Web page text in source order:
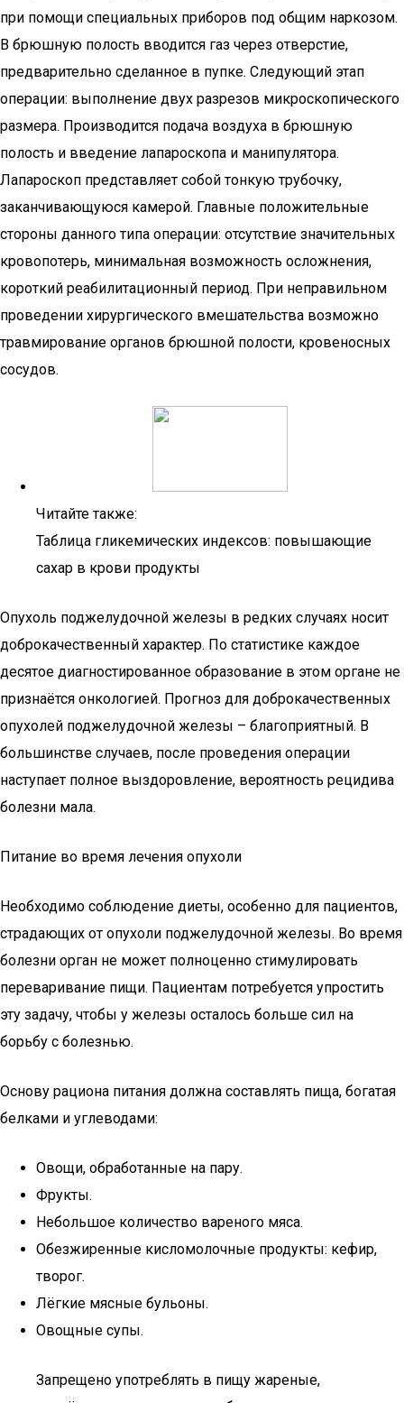
при помощи специальных приборов под общим наркозом.
В брюшную полость вводится газ через отверстие,
предварительно сделанное в пупке. Следующий этап
операции: выполнение двух разрезов микроскопического
размера. Производится подача воздуха в брюшную
полость и введение лапароскопа и манипулятора.
Лапароскоп представляет собой тонкую трубочку,
заканчивающуюся камерой. Главные положительные
стороны данного типа операции: отсутствие значительных
кровопотерь, минимальная возможность осложнения,
короткий реабилитационный период. При неправильном
проведении хирургического вмешательства возможно
травмирование органов брюшной полости, кровеносных
сосудов.
Читайте также:
Таблица гликемических индексов: повышающие
сахар в крови продукты
Опухоль поджелудочной железы в редких случаях носит
доброкачественный характер. По статистике каждое
десятое диагностированное образование в этом органе не
признаётся онкологией. Прогноз для доброкачественных
опухолей поджелудочной железы – благоприятный. В
большинстве случаев, после проведения операции
наступает полное выздоровление, вероятность рецидива
болезни мала.
Питание во время лечения опухоли
Необходимо соблюдение диеты, особенно для пациентов,
страдающих от опухоли поджелудочной железы. Во время
болезни орган не может полноценно стимулировать
переваривание пищи. Пациентам потребуется упростить
эту задачу, чтобы у железы осталось больше сил на
борьбу с болезнью.
Основу рациона питания должна составлять пища, богатая
белками и углеводами:
Овощи, обработанные на пару.
Фрукты.
Небольшое количество вареного мяса.
Обезжиренные кисломолочные продукты: кефир,
творог.
Лёгкие мясные бульоны.
Овощные супы.
Запрещено употреблять в пищу жареные,